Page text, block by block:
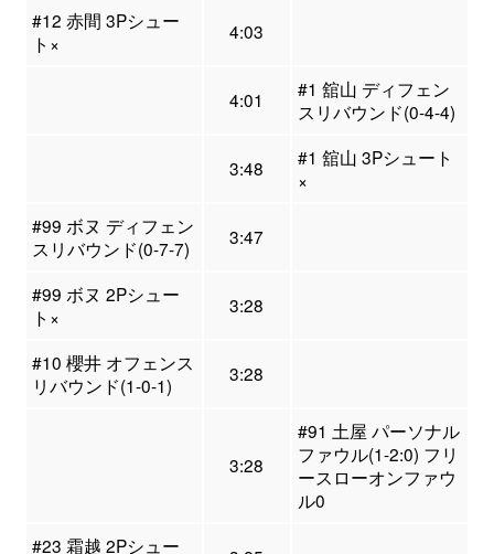
#12 赤間 3Pシュー
ト×
4:03
4:01
#1 舘山 ディフェン
スリバウンド(0-4-4)
3:48
#1 舘山 3Pシュート
×
#99 ボヌ ディフェン
スリバウンド(0-7-7)
3:47
#99 ボヌ 2Pシュー
ト×
3:28
#10 櫻井 オフェンス
リバウンド(1-0-1)
3:28
3:28
#91 土屋 パーソナル
ファウル(1-2:0) フリ
ースローオンファウ
ル0
#23 霜越 2Pシュー